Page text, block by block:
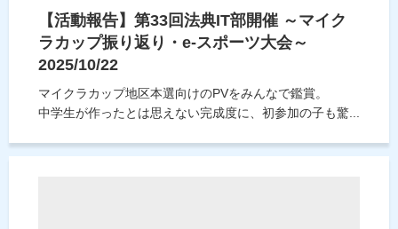
【活動報告】第33回法典IT部開催 ～マイク
ラカップ振り返り・e-スポーツ大会～
2025/10/22
マイクラカップ地区本選向けのPVをみんなで鑑賞。
中学生が作ったとは思えない完成度に、初参加の子も驚...